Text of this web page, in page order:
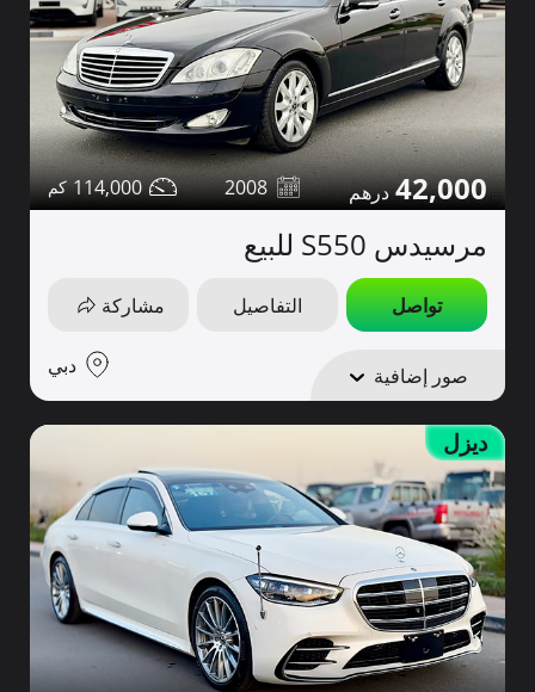
42,000
2008
114,000
مرسيدس S550 للبيع
تواصل التفاصيل مشاركة
صور إضافية دبي
ديزل